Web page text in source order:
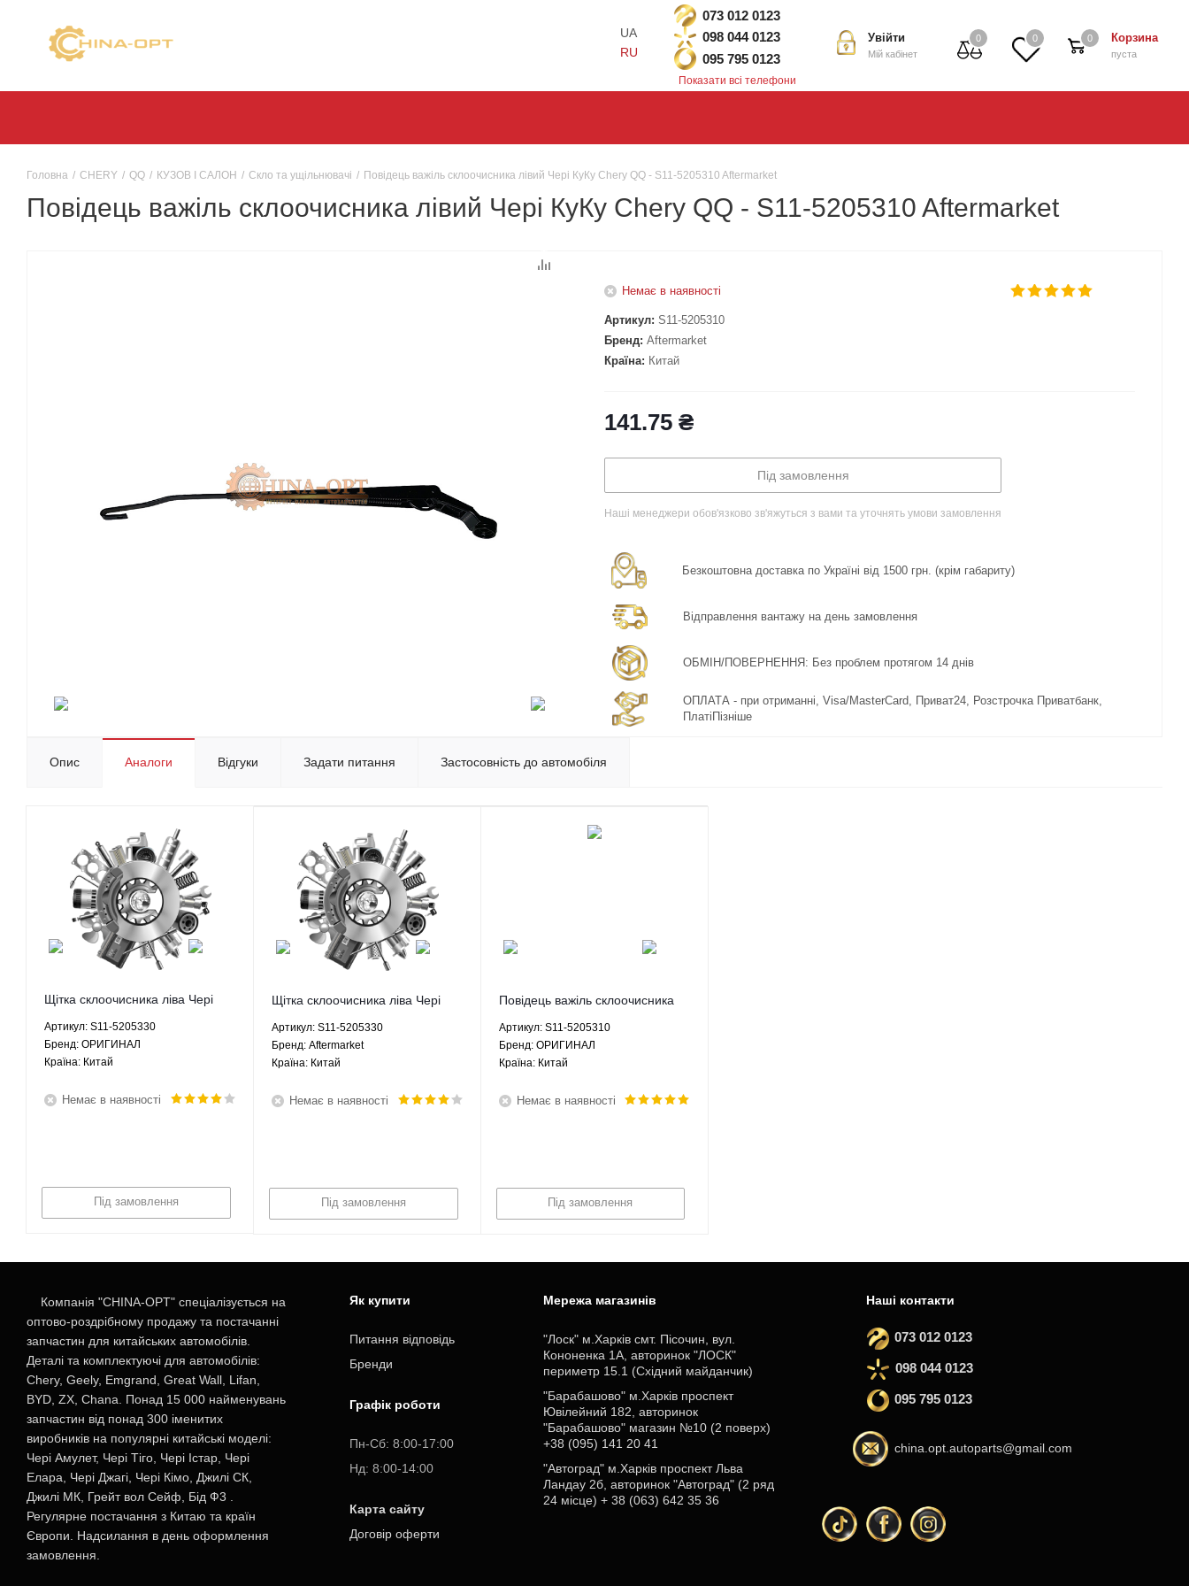
UA
RU
0 0 Корзина
пуста
0
Увійти
Мій кабінет
073 012 0123
098 044 0123
095 795 0123
Показати всі телефони
Головна / CHERY / QQ / КУЗОВ І САЛОН / Скло та ущільнювачі / Повідець важіль склоочисника лівий Чері КуКу Chery QQ - S11-5205310 Aftermarket
Повідець важіль склоочисника лівий Чері КуКу Chery QQ - S11-5205310 Aftermarket
Немає в наявності
Артикул: S11-5205310
Бренд: Aftermarket
Країна: Китай
141.75 ₴
Під замовлення
Наші менеджери обов'язково зв'яжуться з вами та уточнять умови замовлення
Безкоштовна доставка по Україні від 1500 грн. (крім габариту)
Відправлення вантажу на день замовлення
ОБМІН/ПОВЕРНЕННЯ: Без проблем протягом 14 днів
ОПЛАТА - при отриманні, Visa/MasterCard, Приват24, Розстрочка Приватбанк,
ПлатіПізніше
Опис Аналоги Відгуки Задати питання Застосовність до автомобіля
Щітка склоочисника ліва Чері
ОРИГИНАЛ
Артикул: S11-5205330
Брeнд: ОРИГИНАЛ
Країна: Китай
Немає в наявності
Під замовлення
Щітка склоочисника ліва Чері
Aftermarket
Артикул: S11-5205330
Брeнд: Aftermarket
Країна: Китай
Немає в наявності
Під замовлення
Повідець важіль склоочисника
5205310 ОРИГИНАЛ
Артикул: S11-5205310
Брeнд: ОРИГИНАЛ
Країна: Китай
Немає в наявності
Під замовлення
Компанія "CHINA-OPT" спеціалізується на
оптово-роздрібному продажу та постачанні
запчастин для китайських автомобілів.
Деталі та комплектуючі для автомобілів:
Chery, Geely, Emgrand, Great Wall, Lifan,
BYD, ZX, Chana. Понад 15 000 найменувань
запчастин від понад 300 іменитих
виробників на популярні китайські моделі:
Чері Амулет, Чері Тіго, Чері Істар, Чері
Елара, Чері Джагі, Чері Кімо, Джилі СК,
Джилі МК, Грейт вол Сейф, Бід Ф3 .
Регулярне постачання з Китаю та країн
Європи. Надсилання в день оформлення
замовлення.
Як купити
Питання відповідь
Бренди
Графік роботи
Пн-Cб: 8:00-17:00
Нд: 8:00-14:00
Карта сайту
Договір оферти
Мережа магазинів
"Лоск" м.Харків смт. Пісочин, вул.
Кононенка 1А, авторинок "ЛОСК"
периметр 15.1 (Східний майданчик)
"Барабашово" м.Харків проспект
Ювілейний 182, авторинок
"Барабашово" магазин №10 (2 поверх)
+38 (095) 141 20 41
"Автоград" м.Харків проспект Льва
Ландау 2б, авторинок "Автоград" (2 ряд
24 місце) + 38 (063) 642 35 36
Наші контакти
073 012 0123
098 044 0123
095 795 0123
china.opt.autoparts@gmail.com